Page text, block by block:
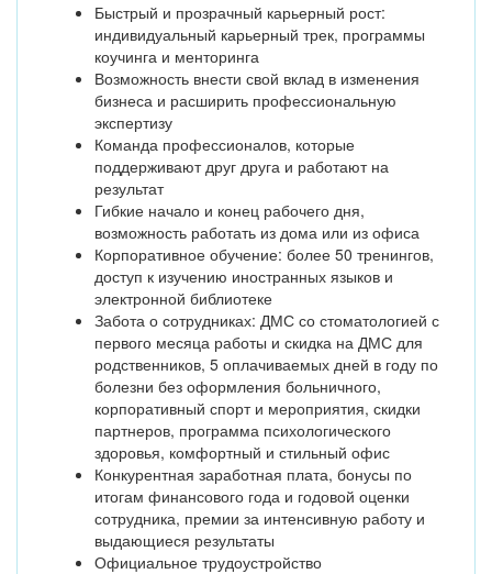
Быстрый и прозрачный карьерный рост:
индивидуальный карьерный трек, программы
коучинга и менторинга
Возможность внести свой вклад в изменения
бизнеса и расширить профессиональную
экспертизу
Команда профессионалов, которые
поддерживают друг друга и работают на
результат
Гибкие начало и конец рабочего дня,
возможность работать из дома или из офиса
Корпоративное обучение: более 50 тренингов,
доступ к изучению иностранных языков и
электронной библиотеке
Забота о сотрудниках: ДМС со стоматологией с
первого месяца работы и скидка на ДМС для
родственников, 5 оплачиваемых дней в году по
болезни без оформления больничного,
корпоративный спорт и мероприятия, скидки
партнеров, программа психологического
здоровья, комфортный и стильный офис
Конкурентная заработная плата, бонусы по
итогам финансового года и годовой оценки
сотрудника, премии за интенсивную работу и
выдающиеся результаты
Официальное трудоустройство